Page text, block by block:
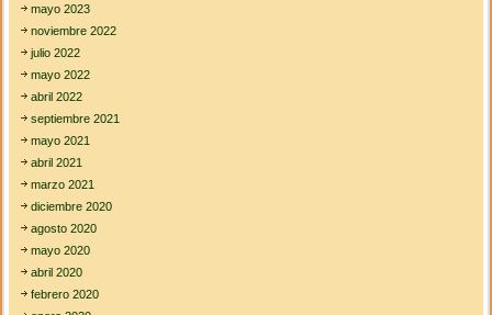
mayo 2023
noviembre 2022
julio 2022
mayo 2022
abril 2022
septiembre 2021
mayo 2021
abril 2021
marzo 2021
diciembre 2020
agosto 2020
mayo 2020
abril 2020
febrero 2020